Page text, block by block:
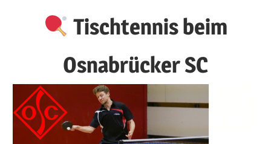
Tischtennis beim
Osnabrücker SC